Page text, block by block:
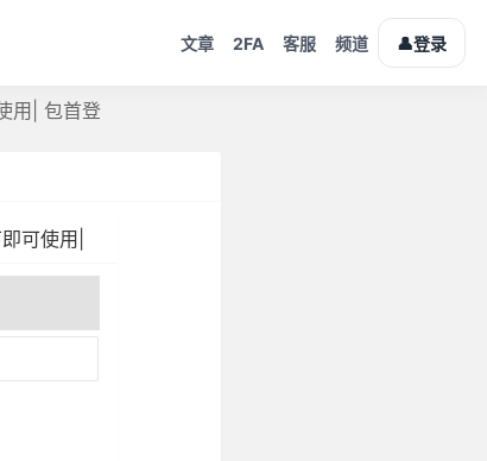
文章 2FA 客服 频道 👤登录
用| 包首登
可使用|